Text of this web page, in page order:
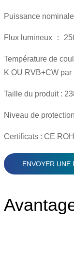
Puissance
Flux lumineux ：
Température de
K OU RVB+CW
Taille du produit :
Niveau de
Certificats : CE
ENVOYER UNE